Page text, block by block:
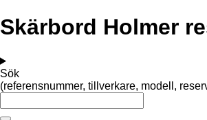
Skärbord Holmer
Sök
(referensnummer, tillverkare, modell,